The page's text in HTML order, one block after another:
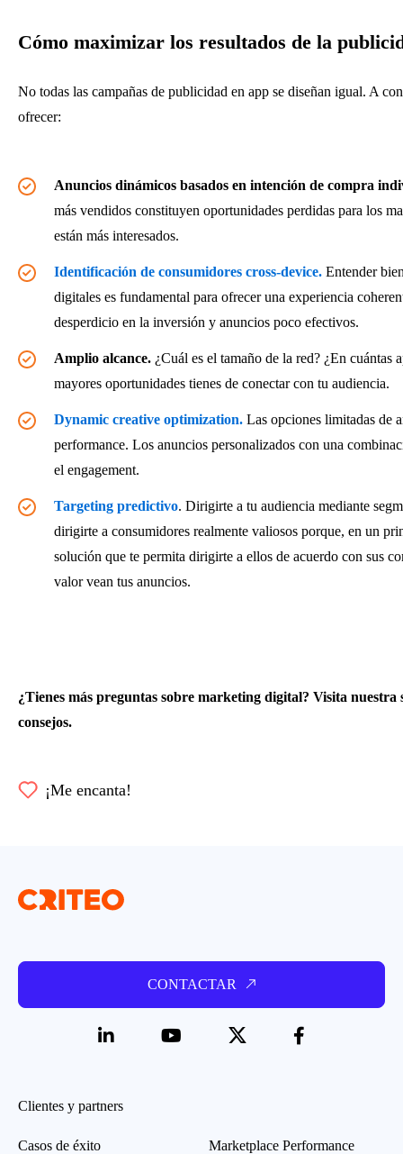
Cómo maximizar los resultados de la
No todas las campañas de publicidad en app se diseñan igual. A
ofrecer:
Anuncios dinámicos basados en intención de compra
más vendidos constituyen oportunidades perdidas para los
están más interesados.
Identificación de consumidores cross-device. Entender
digitales es fundamental para ofrecer una experiencia
desperdicio en la inversión y anuncios poco efectivos.
Amplio alcance. ¿Cuál es el tamaño de la red? ¿En cuántas
mayores oportunidades tienes de conectar con tu audiencia.
Dynamic creative optimization. Las opciones limitadas de
performance. Los anuncios personalizados con una
el engagement.
Targeting predictivo. Dirigirte a tu audiencia mediante
dirigirte a consumidores realmente valiosos porque, en un
solución que te permita dirigirte a ellos de acuerdo con sus
valor vean tus anuncios.
¿Tienes más preguntas sobre marketing digital? Visita nuestra
consejos.
¡Me encanta!
CONTACTAR
Clientes y partners
Casos de éxito
Marketplace Performance